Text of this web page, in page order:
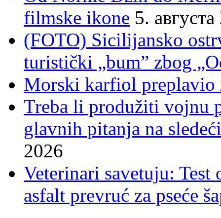
filmske ikone 5.
(FOTO) Sicilijansko
turistički „bum” zbog
Morski karfiol preplavio
Treba li produžiti vojnu
glavnih pitanja na
2026
Veterinari savetuju:
asfalt prevruć za pseće